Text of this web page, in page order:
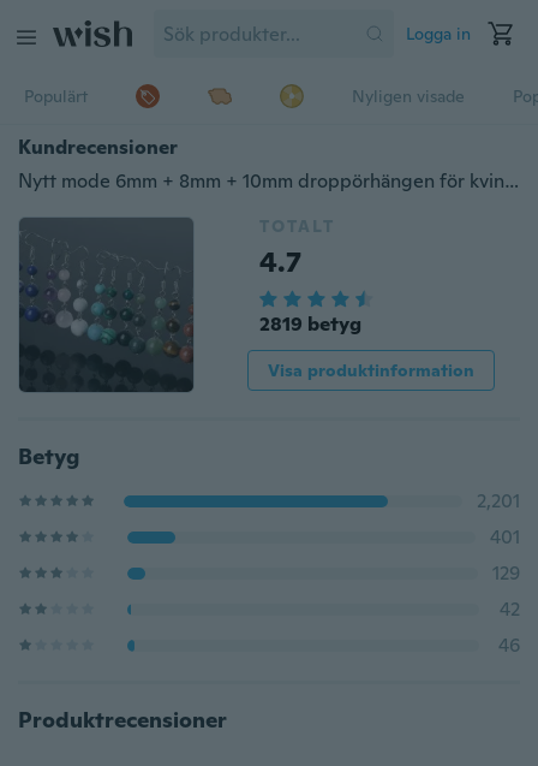
Logga in
Populärt Nyligen visade
Kundrecensioner
Nytt mode 6mm + 8mm + 10mm droppörhängen för kvinnor naturliga tigerögonpärlor sten dingla långa damörhängen smycken
TOTALT
4.7
2819 betyg
Visa produktinformation
Betyg
2,201
401
129
42
46
Produktrecensioner